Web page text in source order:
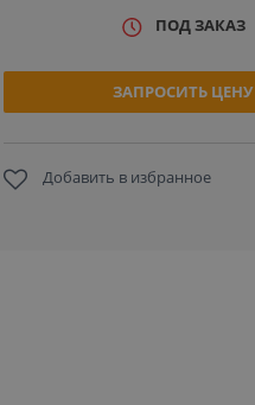
ПОД ЗАКАЗ
ЗАПРОСИТЬ ЦЕНУ
Добавить в избранное